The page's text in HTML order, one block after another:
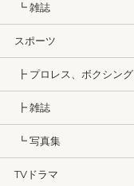
┗ 雑誌
スポーツ
┣ プロレス、ボクシング
┣ 雑誌
┗ 写真集
TVドラマ